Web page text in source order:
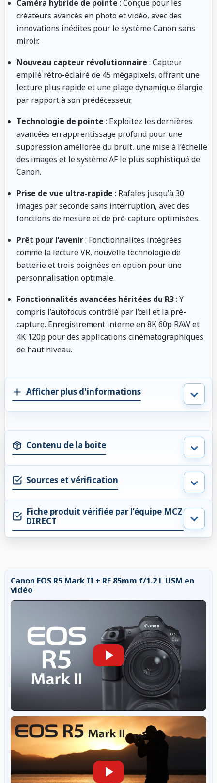
Caméra hybride de pointe : Conçue pour les
créateurs avancés en photo et vidéo, avec des
innovations inédites pour le système Canon sans
miroir.
Nouveau capteur révolutionnaire : Capteur
empilé rétro-éclairé de 45 mégapixels, offrant une
lecture plus rapide et une plage dynamique élargie
par rapport à son prédécesseur.
Technologie de pointe : Exploitez les dernières
avancées en apprentissage profond pour une
suppression améliorée du bruit, une mise à l’échelle
des images et le système AF le plus sophistiqué de
Canon.
Prise de vue ultra-rapide : Rafales jusqu'à 30
images par seconde sans interruption, avec des
fonctions de mesure et de pré-capture optimisées.
Prêt pour l’avenir: Fonctionnalités intégrées
comme la lecture VR, nouvelle technologie de
batterie et trois poignées en option pour une
personnalisation optimale.
Fonctionnalités avancées héritées du R3: Y
compris l’autofocus contrôlé par l’œil et la pré-
capture. Enregistrement interne en 8K 60p RAW et
4K 120p pour des applications cinématographiques
de haut niveau.
Afficher plus d'informations
Contenu de la boite
Sources et vérification
Fiche produit vérifiée par l’équipe MCZ
DIRECT
Canon EOS R5 Mark II + RF 85mm f/1.2 L USM en
vidéo